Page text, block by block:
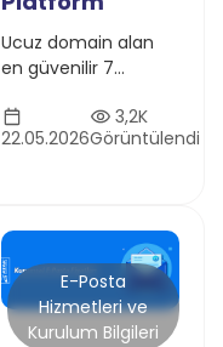
Ucuz domain alan
en güvenilir 7
karşılaştırması. Fiyat,
gizlilik, destek ve
22.05.2026
3,2K
Görüntülendi
E-Posta
Hizmetleri ve
Kurulum Bilgileri